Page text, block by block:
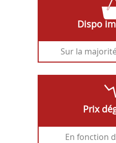
Dispo
Sur la
Prix
En fonction